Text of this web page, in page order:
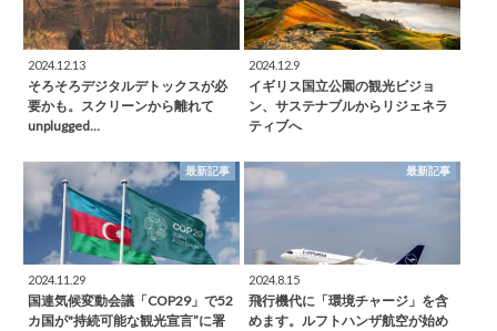
2024.12.13
そろそろデジタルデトックスが必
要かも。スクリーンから離れて
unplugged…
2024.12.9
イギリス国立公園の観光ビジョ
ン、サステナブルからリジェネラ
ティブへ
最新記事
2024.11.29
国連気候変動会議「COP29」で52
カ国が"持続可能な観光宣言”に署
最新記事
2024.8.15
飛行機代に「環境チャージ」を含
めます。ルフトハンザ航空が始め